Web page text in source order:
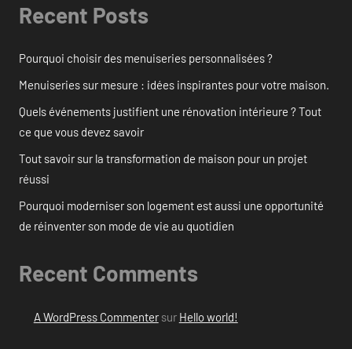
Recent Posts
Pourquoi choisir des menuiseries personnalisées ?
Menuiseries sur mesure : idées inspirantes pour votre maison.
Quels événements justifient une rénovation intérieure ? Tout
ce que vous devez savoir
Tout savoir sur la transformation de maison pour un projet
réussi
Pourquoi moderniser son logement est aussi une opportunité
de réinventer son mode de vie au quotidien
Recent Comments
A WordPress Commentersur Hello world!